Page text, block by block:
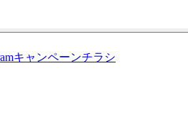
キャンペーンチラシ